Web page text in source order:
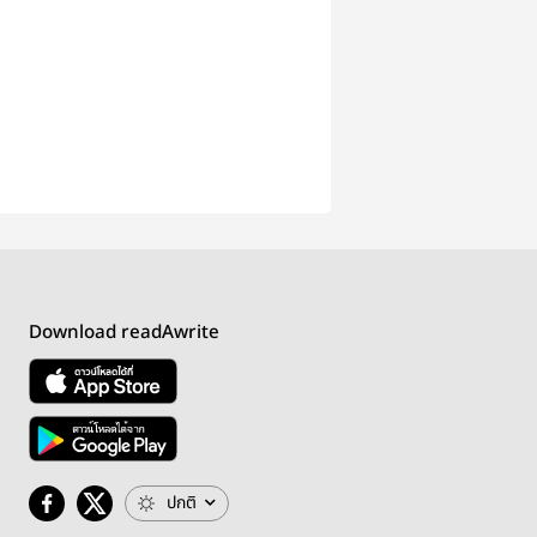
Download readAwrite
ปกติ